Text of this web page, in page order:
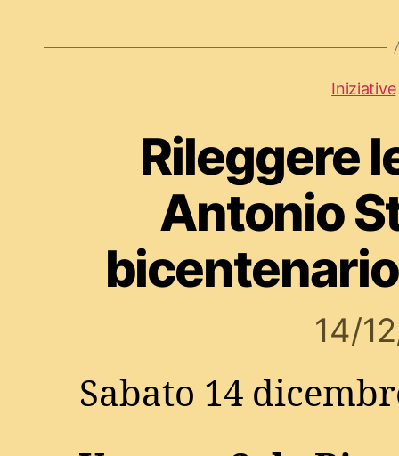
Iniziative
Rileggere
Antonio
14/
Sabato 14